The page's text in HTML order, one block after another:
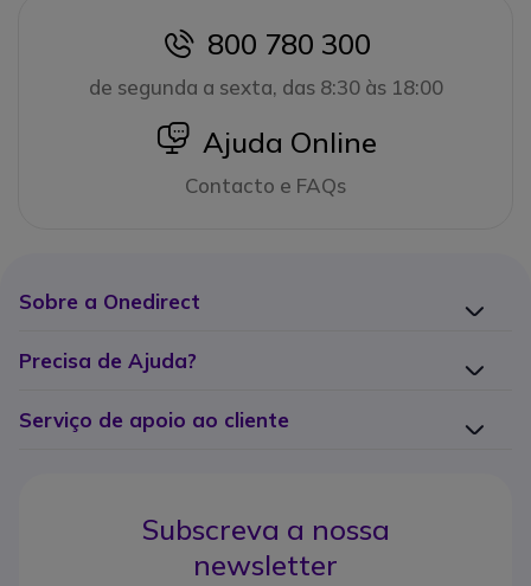
icon
800 780 300
de segunda a sexta, das 8:30 às 18:00
icon
Ajuda Online
Contacto e FAQs
Sobre a Onedirect
Precisa de Ajuda?
Serviço de apoio ao cliente
Subscreva a nossa
newsletter